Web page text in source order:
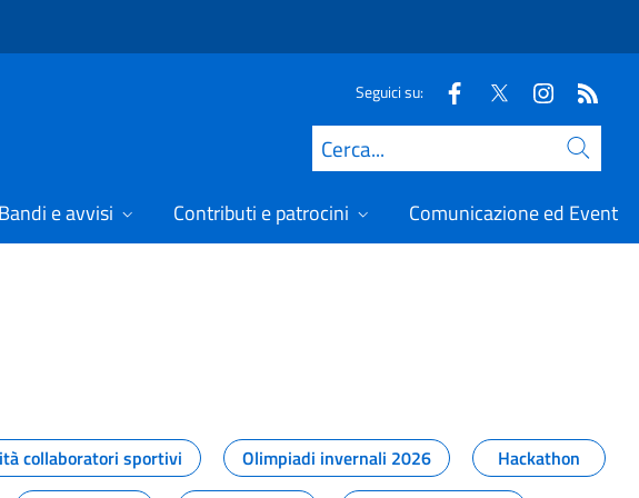
Seguici su:
Cerca
Bandi e avvisi Contributi e patrocini Comunicazione ed Eventi
lo sport
collaboratori sportivi Olimpiadi invernali 2026
Hackathon